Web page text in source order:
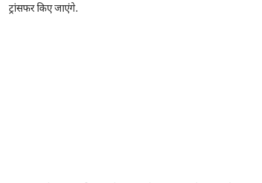
ट्रांसफर किए जाएंगे.